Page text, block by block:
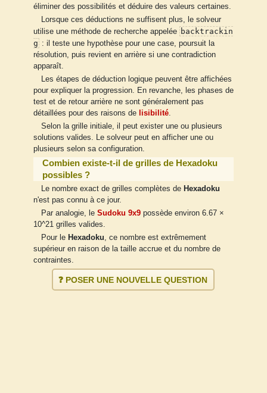
éliminer des possibilités et déduire des valeurs certaines.
Lorsque ces déductions ne suffisent plus, le solveur
utilise une méthode de recherche appelée backtrackin
g : il teste une hypothèse pour une case, poursuit la
résolution, puis revient en arrière si une contradiction
apparaît.
Les étapes de déduction logique peuvent être affichées
pour expliquer la progression. En revanche, les phases de
test et de retour arrière ne sont généralement pas
détaillées pour des raisons de
lisibilité.
Selon la grille initiale, il peut exister une ou plusieurs
solutions valides. Le solveur peut en afficher une ou
plusieurs selon sa configuration.
Combien existe-t-il de grilles de Hexadoku
possibles ?
Le nombre exact de grilles complètes de Hexadoku
n'est pas connu à ce jour.
Par analogie, le Sudoku 9x9possède environ 6.67 ×
10^21 grilles valides.
Pour le Hexadoku, ce nombre est extrêmement
supérieur en raison de la taille accrue et du nombre de
contraintes.
❓ POSER UNE NOUVELLE QUESTION